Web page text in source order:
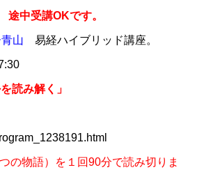
​途中受講OKです。​
青山 易経ハイブリッド講座。
読み解く」​
の物語）を１回90分で読み切りま